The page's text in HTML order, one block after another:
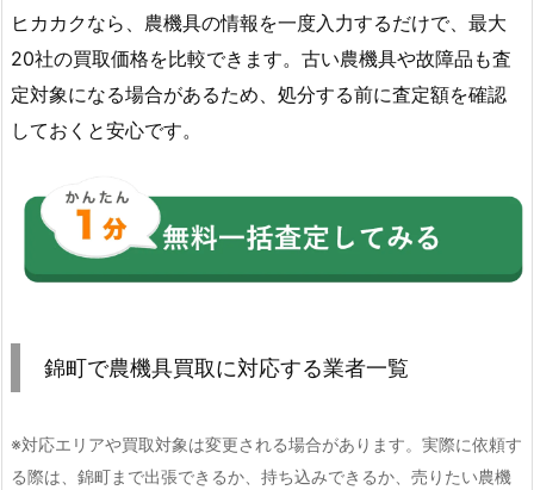
ヒカカクなら、農機具の情報を一度入力するだけで、最大
20社の買取価格を比較できます。古い農機具や故障品も査
定対象になる場合があるため、処分する前に査定額を確認
しておくと安心です。
錦町で農機具買取に対応する業者一覧
※対応エリアや買取対象は変更される場合があります。実際に依頼す
る際は、錦町まで出張できるか、持ち込みできるか、売りたい農機